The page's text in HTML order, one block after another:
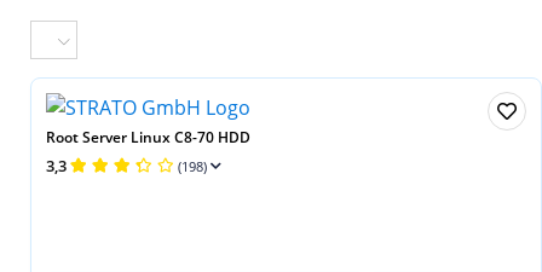
Root Server Linux C8-70 HDD
3,3 (198)